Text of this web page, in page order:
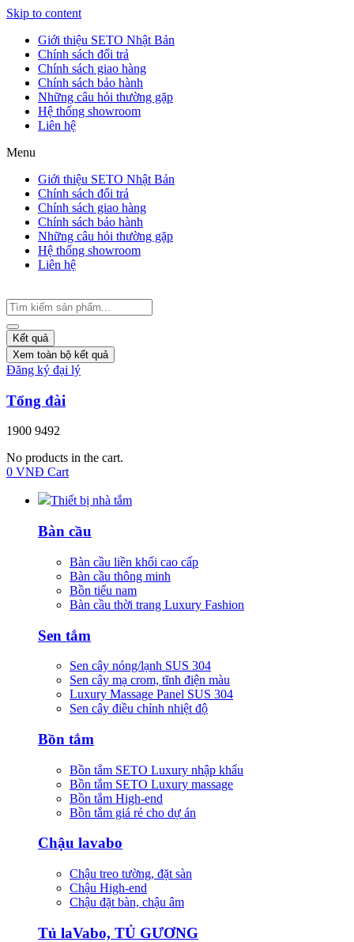
Skip to content
Giới thiệu SETO Nhật Bản
Chính sách đổi trả
Chính sách giao hàng
Chính sách bảo hành
Những câu hỏi thường gặp
Hệ thống showroom
Liên hệ
Menu
Giới thiệu SETO Nhật Bản
Chính sách đổi trả
Chính sách giao hàng
Chính sách bảo hành
Những câu hỏi thường gặp
Hệ thống showroom
Liên hệ
Kết quả
Xem toàn bộ kết quả
Đăng ký đại lý
Tổng đài
1900 9492
No products in the cart.
0 VNĐ Cart
Thiết bị nhà tắm
Bàn cầu
Bàn cầu liền khối cao cấp
Bàn cầu thông minh
Bồn tiểu nam
Bàn cầu thời trang Luxury Fashion
Sen tắm
Sen cây nóng/lạnh SUS 304
Sen cây mạ crom, tĩnh điện màu
Luxury Massage Panel SUS 304
Sen cây điều chỉnh nhiệt độ
Bồn tắm
Bồn tắm SETO Luxury nhập khẩu
Bồn tắm SETO Luxury massage
Bồn tắm High-end
Bồn tắm giá rẻ cho dự án
Chậu lavabo
Chậu treo tường, đặt sàn
Chậu High-end
Chậu đặt bàn, chậu âm
Tủ laVabo, TỦ GƯƠNG